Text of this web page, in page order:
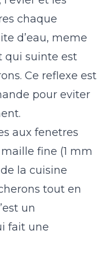
chaque
d’eau, meme
qui suinte est
Ce reflexe est
pour eviter
.
aux fenetres
fine (1 mm
la cuisine
tout en
un
fait une